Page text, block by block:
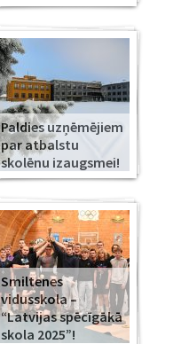
Paldies uzņēmējiem
par atbalstu
skolēnu izaugsmei!
Smiltenes
vidusskola –
“Latvijas spēcīgākā
skola 2025”!